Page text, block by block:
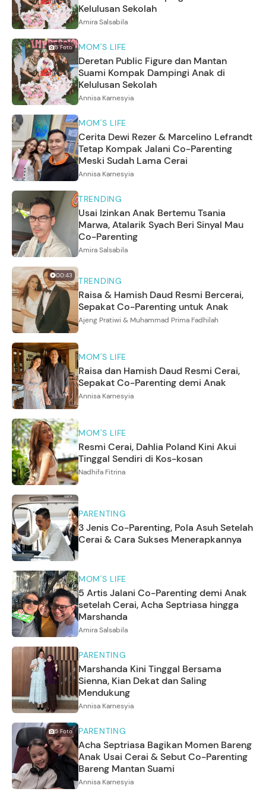
Kelulusan Sekolah
Amira Salsabila
5Foto MOM'S LIFE
Deretan Public Figure dan Mantan
Suami Kompak Dampingi Anak di
Kelulusan Sekolah
Annisa Karnesyia
MOM'S LIFE
Cerita Dewi Rezer & Marcelino Lefrandt
Tetap Kompak Jalani Co-Parenting
Meski Sudah Lama Cerai
Annisa Karnesyia
TRENDING
Usai Izinkan Anak Bertemu Tsania
Marwa, Atalarik Syach Beri Sinyal Mau
Co-Parenting
Amira Salsabila
00:43 TRENDING
Raisa & Hamish Daud Resmi Bercerai,
Sepakat Co-Parenting untuk Anak
Ajeng Pratiwi & Muhammad Prima Fadhilah
MOM'S LIFE
Raisa dan Hamish Daud Resmi Cerai,
Sepakat Co-Parenting demi Anak
Annisa Karnesyia
MOM'S LIFE
Resmi Cerai, Dahlia Poland Kini Akui
Tinggal Sendiri di Kos-kosan
Nadhifa Fitrina
PARENTING
3 Jenis Co-Parenting, Pola Asuh Setelah
Cerai & Cara Sukses Menerapkannya
MOM'S LIFE
5 Artis Jalani Co-Parenting demi Anak
setelah Cerai, Acha Septriasa hingga
Marshanda
Amira Salsabila
PARENTING
Marshanda Kini Tinggal Bersama
Sienna, Kian Dekat dan Saling
Mendukung
Annisa Karnesyia
5 Foto PARENTING
Acha Septriasa Bagikan Momen Bareng
Anak Usai Cerai & Sebut Co-Parenting
Bareng Mantan Suami
Annisa Karnesyia